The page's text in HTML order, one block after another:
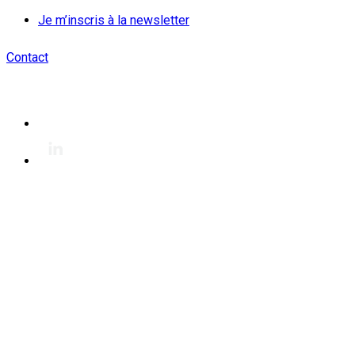
Je m’inscris à la newsletter
Contact